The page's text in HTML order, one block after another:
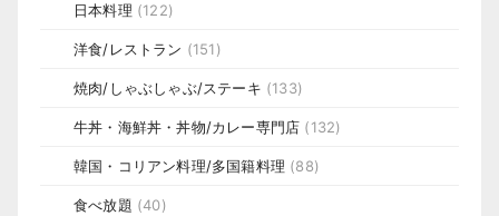
日本料理 (122)
洋食/レストラン (151)
焼肉/しゃぶしゃぶ/ステーキ (133)
牛丼・海鮮丼・丼物/カレー専門店 (132)
韓国・コリアン料理/多国籍料理 (88)
食べ放題 (40)